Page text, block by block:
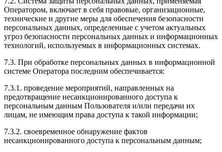
Оператором, включает в себя правовые, организационные,
технические и другие меры для обеспечения безопасности
персональных данных, определенные с учетом актуальных
угроз безопасности персональных данных и информационных
технологий, используемых в информационных системах.
7.3. При обработке персональных данных в информационной
системе Оператора последним обеспечивается:
7.3.1. проведение мероприятий, направленных на
предотвращение несанкционированного доступа к
персональным данным Пользователя и/или передачи их
лицам, не имеющим права доступа к такой информации;
7.3.2. своевременное обнаружение фактов
несанкционированного доступа к персональным данным;